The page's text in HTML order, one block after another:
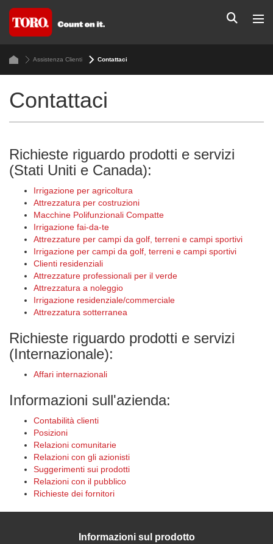
Assistenza Clienti Contattaci
Contattaci
Richieste riguardo prodotti e servizi
(Stati Uniti e Canada):
Irrigazione per agricoltura
Attrezzatura per costruzioni
Macchine Polifunzionali Compatte
Irrigazione fai-da-te
Attrezzature per campi da golf, terreni e campi sportivi
Irrigazione per campi da golf, terreni e campi sportivi
Clienti residenziali
Attrezzature professionali per il verde
Attrezzatura a noleggio
Irrigazione residenziale/commerciale
Attrezzatura sotterranea
Richieste riguardo prodotti e servizi
(Internazionale):
Affari internazionali
Informazioni sull'azienda:
Contabilità clienti
Posizioni
Relazioni comunitarie
Relazioni con gli azionisti
Suggerimenti sui prodotti
Relazioni con il pubblico
Richieste dei fornitori
Informazioni sul prodotto